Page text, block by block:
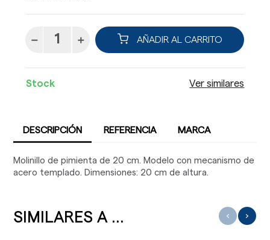
AÑADIR AL CARRITO
Stock Ver similares
DESCRIPCIÓN REFERENCIA MARCA
Molinillo de pimienta de 20 cm. Modelo con mecanismo de
acero templado. Dimensiones: 20 cm de altura.
SIMILARES A ... ‹ ›